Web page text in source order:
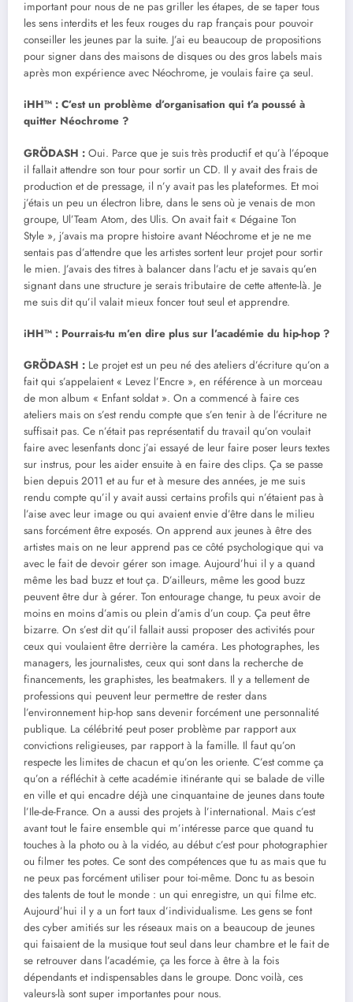
important pour nous de ne pas griller les étapes, de se taper tous
les sens interdits et les feux rouges du rap français pour pouvoir
conseiller les jeunes par la suite. J’ai eu beaucoup de propositions
pour signer dans des maisons de disques ou des gros labels mais
après mon expérience avec Néochrome, je voulais faire ça seul.
iHH™ : C’est un problème d’organisation qui t’a poussé à
quitter Néochrome ?
GRÖDASH : Oui. Parce que je suis très productif et qu’à l’époque
il fallait attendre son tour pour sortir un CD. Il y avait des frais de
production et de pressage, il n’y avait pas les plateformes. Et moi
j’étais un peu un électron libre, dans le sens où je venais de mon
groupe, Ul’Team Atom, des Ulis. On avait fait « Dégaine Ton
Style », j’avais ma propre histoire avant Néochrome et je ne me
sentais pas d’attendre que les artistes sortent leur projet pour sortir
le mien. J’avais des titres à balancer dans l’actu et je savais qu’en
signant dans une structure je serais tributaire de cette attente-là. Je
me suis dit qu’il valait mieux foncer tout seul et apprendre.
iHH™ : Pourrais-tu m’en dire plus sur l’académie du hip-hop ?
GRÖDASH : Le projet est un peu né des ateliers d’écriture qu’on a
fait qui s’appelaient « Levez l’Encre », en référence à un morceau
de mon album « Enfant soldat ». On a commencé à faire ces
ateliers mais on s’est rendu compte que s’en tenir à de l’écriture ne
suffisait pas. Ce n’était pas représentatif du travail qu’on voulait
faire avec lesenfants donc j’ai essayé de leur faire poser leurs textes
sur instrus, pour les aider ensuite à en faire des clips. Ça se passe
bien depuis 2011 et au fur et à mesure des années, je me suis
rendu compte qu’il y avait aussi certains profils qui n’étaient pas à
l’aise avec leur image ou qui avaient envie d’être dans le milieu
sans forcément être exposés. On apprend aux jeunes à être des
artistes mais on ne leur apprend pas ce côté psychologique qui va
avec le fait de devoir gérer son image. Aujourd’hui il y a quand
même les bad buzz et tout ça. D’ailleurs, même les good buzz
peuvent être dur à gérer. Ton entourage change, tu peux avoir de
moins en moins d’amis ou plein d’amis d’un coup. Ça peut être
bizarre. On s’est dit qu’il fallait aussi proposer des activités pour
ceux qui voulaient être derrière la caméra. Les photographes, les
managers, les journalistes, ceux qui sont dans la recherche de
financements, les graphistes, les beatmakers. Il y a tellement de
professions qui peuvent leur permettre de rester dans
l’environnement hip-hop sans devenir forcément une personnalité
publique. La célébrité peut poser problème par rapport aux
convictions religieuses, par rapport à la famille. Il faut qu’on
respecte les limites de chacun et qu’on les oriente. C’est comme ça
qu’on a réfléchit à cette académie itinérante qui se balade de ville
en ville et qui encadre déjà une cinquantaine de jeunes dans toute
l’Ile-de-France. On a aussi des projets à l’international. Mais c’est
avant tout le faire ensemble qui m’intéresse parce que quand tu
touches à la photo ou à la vidéo, au début c’est pour photographier
ou filmer tes potes. Ce sont des compétences que tu as mais que tu
ne peux pas forcément utiliser pour toi-même. Donc tu as besoin
des talents de tout le monde : un qui enregistre, un qui filme etc.
Aujourd’hui il y a un fort taux d’individualisme. Les gens se font
des cyber amitiés sur les réseaux mais on a beaucoup de jeunes
qui faisaient de la musique tout seul dans leur chambre et le fait de
se retrouver dans l’académie, ça les force à être à la fois
dépendants et indispensables dans le groupe. Donc voilà, ces
valeurs-là sont super importantes pour nous.